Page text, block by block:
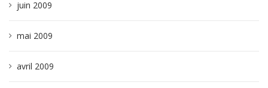
juin 2009
mai 2009
avril 2009